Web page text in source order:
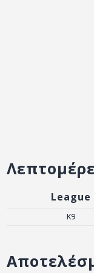
League
K9